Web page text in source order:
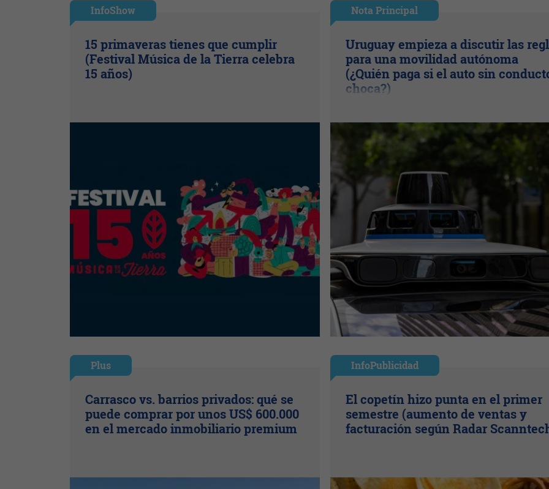
InfoShow
15 primaveras tienes que cumplir
(Festival Música de la Tierra celebra
15 años)
Nota Principal
Uruguay empieza a discutir las
para una movilidad autónoma
(¿Quién paga si el auto sin
choca?)
Plus
Carrasco vs. barrios privados: qué se
puede comprar por unos US$ 600.000
en el mercado inmobiliario premium
InfoPublicidad
El copetín hizo punta en el primer
semestre (aumento de ventas y
facturación según Radar